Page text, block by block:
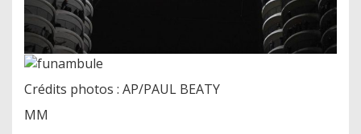
Crédits photos : AP/PAUL BEATY
MM